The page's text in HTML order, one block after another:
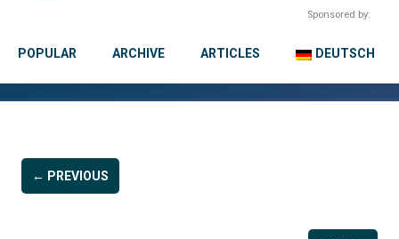
Sponsored by:
POPULAR ARCHIVE ARTICLES DEUTSCH
← PREVIOUS